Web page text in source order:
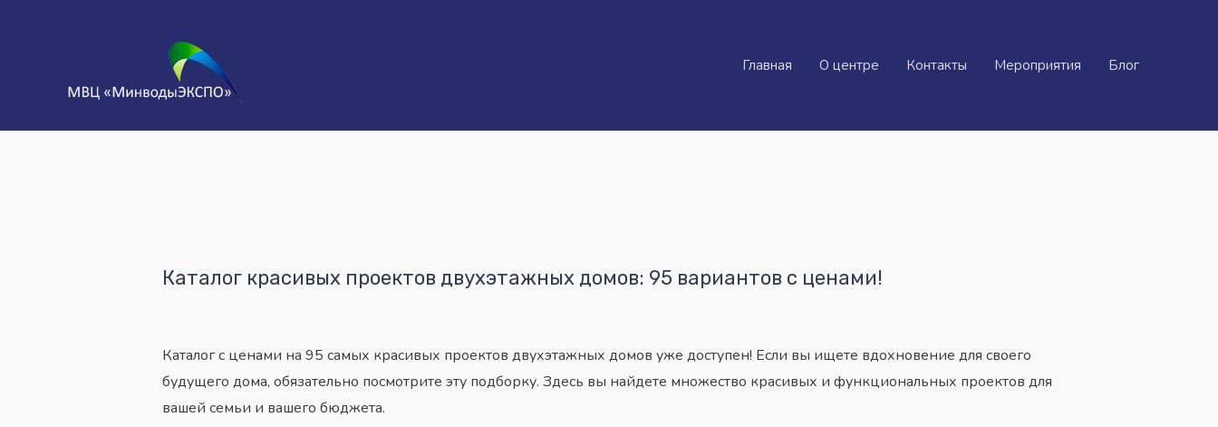
Главная О центре Контакты Мероприятия Блог
Каталог красивых проектов двухэтажных домов: 95 вариантов с ценами!
Каталог с ценами на 95 самых красивых проектов двухэтажных домов уже доступен! Если вы ищете вдохновение для своего
будущего дома, обязательно посмотрите эту подборку. Здесь вы найдете множество красивых и функциональных проектов для
вашей семьи и вашего бюджета.